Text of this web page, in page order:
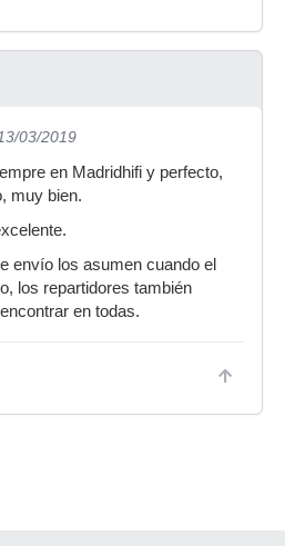
03/2019
en Madridhifi y perfecto,
muy bien.
envío los asumen cuando el
los repartidores también
en todas.